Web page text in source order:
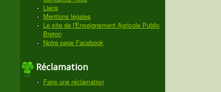
Liens
Mentions légales
Le site de l'Enseignement Agricole Public
Breton
Notre page Facebook
Réclamation
Faire une réclamation